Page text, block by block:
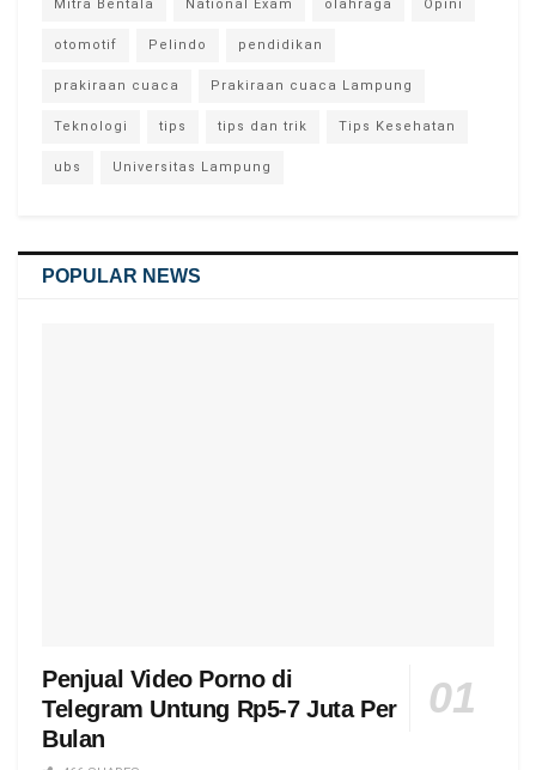
Mitra Bentala National Exam olahraga Opini
otomotif Pelindo pendidikan
prakiraan cuaca Prakiraan cuaca Lampung
Teknologi tips tips dan trik Tips Kesehatan
ubs Universitas Lampung
POPULAR NEWS
Penjual Video Porno di
Telegram Untung Rp5-7 Juta Per
Bulan